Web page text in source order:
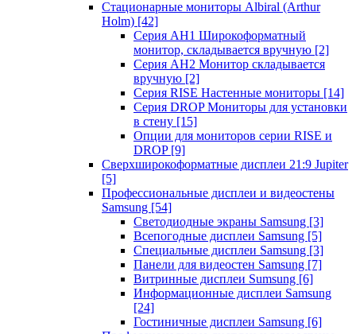
Стационарные мониторы Albiral (Arthur
Holm) [42]
Серия AH1 Широкоформатный
монитор, складывается вручную [2]
Серия AH2 Монитор складывается
вручную [2]
Серия RISE Настенные мониторы [14]
Серия DROP Мониторы для установки
в стену [15]
Опции для мониторов серии RISE и
DROP [9]
Сверхширокоформатные дисплеи 21:9 Jupiter
[5]
Профессиональные дисплеи и видеостены
Samsung [54]
Светодиодные экраны Samsung [3]
Всепогодные дисплеи Samsung [5]
Специальные дисплеи Samsung [3]
Панели для видеостен Samsung [7]
Витринные дисплеи Sumsung [6]
Информационные дисплеи Samsung
[24]
Гостиничные дисплеи Samsung [6]